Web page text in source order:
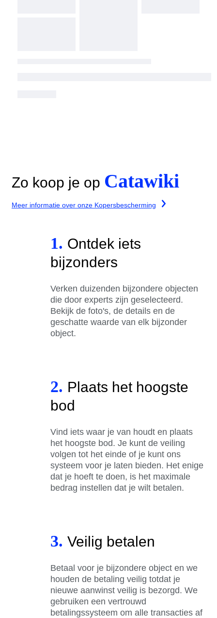
Zo koop je op Catawiki
Meer informatie over onze Kopersbescherming
1. Ontdek iets
bijzonders
Verken duizenden bijzondere objecten
die door experts zijn geselecteerd.
Bekijk de foto's, de details en de
geschatte waarde van elk bijzonder
object.
2. Plaats het hoogste
bod
Vind iets waar je van houdt en plaats
het hoogste bod. Je kunt de veiling
volgen tot het einde of je kunt ons
systeem voor je laten bieden. Het enige
dat je hoeft te doen, is het maximale
bedrag instellen dat je wilt betalen.
3. Veilig betalen
Betaal voor je bijzondere object en we
houden de betaling veilig totdat je
nieuwe aanwinst veilig is bezorgd. We
gebruiken een vertrouwd
betalingssysteem om alle transacties af